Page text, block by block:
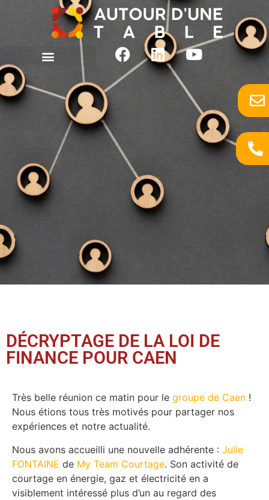
DÉCRYPTAGE DE LA LOI DE
FINANCE POUR CAEN
Très belle réunion ce matin pour le groupe de Caen !
Nous étions tous très motivés pour partager nos
expériences et notre actualité.
Nous avons accueilli une nouvelle adhérente : Julie
FONTAINE de My Team Courtage. Son activité de
courtage en énergie, gaz et électricité en a
visiblement intéressé plus d’un au regard des